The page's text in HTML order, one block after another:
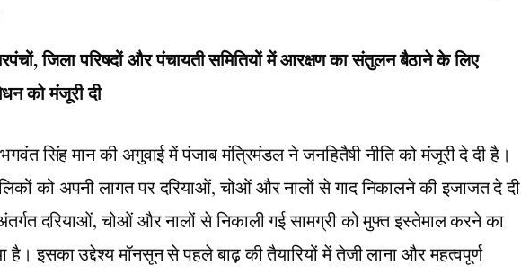
जिला परिषदों और पंचायती समितियों में आरक्षण का संतुलन बैठाने के लिए
को मंजूरी दी
सिंह मान की अगुवाई में पंजाब मंत्रिमंडल ने जनहितैषी नीति को मंजूरी दे दी है।
को अपनी लागत पर दरियाओं, चोओं और नालों से गाद निकालने की इजाजत दे दी
दरियाओं, चोओं और नालों से निकाली गई सामग्री को मुफ्त इस्तेमाल करने का
है। इसका उद्देश्य मॉनसून से पहले बाढ़ की तैयारियों में तेजी लाना और महत्वपूर्ण